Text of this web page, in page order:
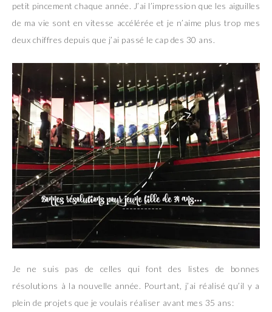
petit pincement chaque année. J’ai l’impression que les aiguilles
de ma vie sont en vitesse accélérée et je n’aime plus trop mes
deux chiffres depuis que j’ai passé le cap des 30 ans.
Je ne suis pas de celles qui font des listes de bonnes
résolutions à la nouvelle année. Pourtant, j’ai réalisé qu’il y a
plein de projets que je voulais réaliser avant mes 35 ans: